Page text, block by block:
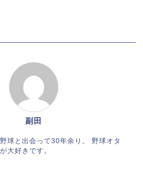
副田
球と出会って30年余り。 野球オタ
大好きです。